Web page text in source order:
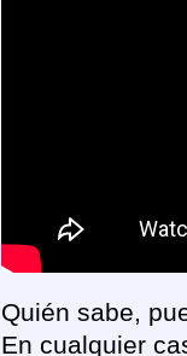
Quién sabe,
En cualquier